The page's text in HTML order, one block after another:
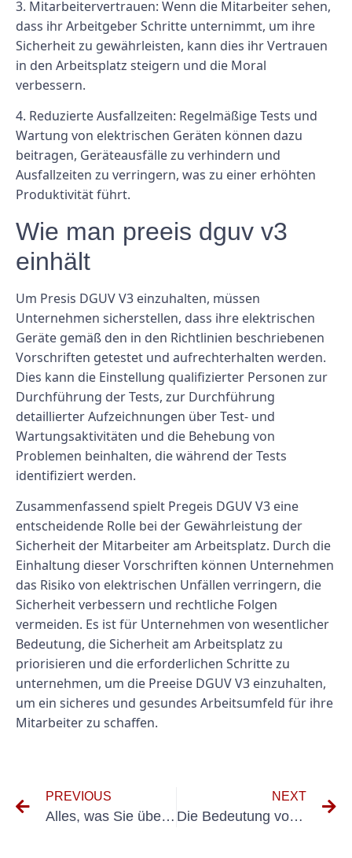
3. Mitarbeitervertrauen: Wenn die Mitarbeiter sehen,
dass ihr Arbeitgeber Schritte unternimmt, um ihre
Sicherheit zu gewährleisten, kann dies ihr Vertrauen
in den Arbeitsplatz steigern und die Moral
verbessern.
4. Reduzierte Ausfallzeiten: Regelmäßige Tests und
Wartung von elektrischen Geräten können dazu
beitragen, Geräteausfälle zu verhindern und
Ausfallzeiten zu verringern, was zu einer erhöhten
Produktivität führt.
Wie man preeis dguv v3
einhält
Um Presis DGUV V3 einzuhalten, müssen
Unternehmen sicherstellen, dass ihre elektrischen
Geräte gemäß den in den Richtlinien beschriebenen
Vorschriften getestet und aufrechterhalten werden.
Dies kann die Einstellung qualifizierter Personen zur
Durchführung der Tests, zur Durchführung
detaillierter Aufzeichnungen über Test- und
Wartungsaktivitäten und die Behebung von
Problemen beinhalten, die während der Tests
identifiziert werden.
Zusammenfassend spielt Pregeis DGUV V3 eine
entscheidende Rolle bei der Gewährleistung der
Sicherheit der Mitarbeiter am Arbeitsplatz. Durch die
Einhaltung dieser Vorschriften können Unternehmen
das Risiko von elektrischen Unfällen verringern, die
Sicherheit verbessern und rechtliche Folgen
vermeiden. Es ist für Unternehmen von wesentlicher
Bedeutung, die Sicherheit am Arbeitsplatz zu
priorisieren und die erforderlichen Schritte zu
unternehmen, um die Preeise DGUV V3 einzuhalten,
um ein sicheres und gesundes Arbeitsumfeld für ihre
Mitarbeiter zu schaffen.
PREVIOUS
Alles, was Sie über PKW UVV MÜFUNUNG wissen müssen
NEXT
Die Bedeutung von Präisliste uvv meutungen für die Sicherheit am Arbeitsplatz